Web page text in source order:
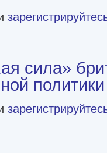
сила»
политики
британского льва. Из